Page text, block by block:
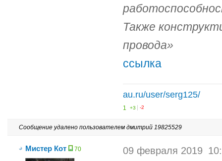
Также
провода
ссылка
au.ru/user/serg125/
1 +3 -2
Сообщение удалено пользователем дмитрий 19825529
Мистер Кот 70 09 февраля 2019